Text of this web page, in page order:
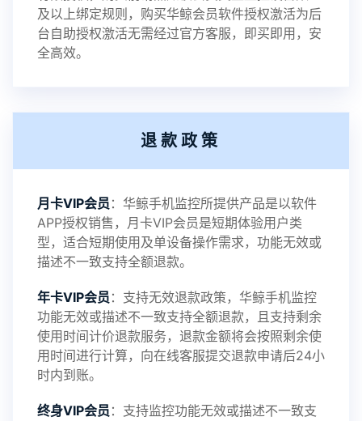
2023-01-12 V3.3
及以上绑定规则，购买华鲸会员软件授权激活为后
台自助授权激活无需经过官方客服，即买即用，安
全高效。
退款政策
月卡VIP会员 ：华鲸手机监控所提供产品是以软件
APP授权销售，月卡VIP会员是短期体验用户类
型，适合短期使用及单设备操作需求，功能无效或
描述不一致支持全额退款。
年卡VIP会员 ：支持无效退款政策，华鲸手机监控
功能无效或描述不一致支持全额退款，且支持剩余
使用时间计价退款服务，退款金额将会按照剩余使
用时间进行计算，向在线客服提交退款申请后24小
时内到账。
终身VIP会员 ：支持监控功能无效或描述不一致支